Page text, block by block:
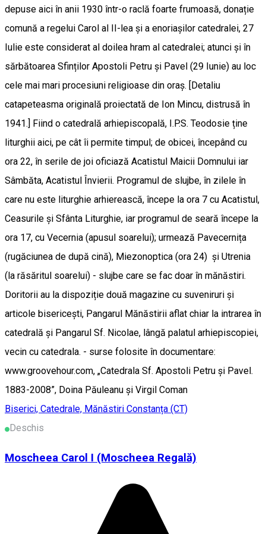
depuse aici în anii 1930 într-o raclă foarte frumoasă, donație
comună a regelui Carol al II-lea și a enoriașilor catedralei, 27
Iulie este considerat al doilea hram al catedralei; atunci și în
sărbătoarea Sfinților Apostoli Petru și Pavel (29 Iunie) au loc
cele mai mari procesiuni religioase din oraș. [Detaliu
catapeteasma originală proiectată de Ion Mincu, distrusă în
1941.] Fiind o catedrală arhiepiscopală, I.P.S. Teodosie ține
liturghii aici, pe cât îi permite timpul; de obicei, începând cu
ora 22, în serile de joi oficiază Acatistul Maicii Domnului iar
Sâmbăta, Acatistul Învierii. Programul de slujbe, în zilele în
care nu este liturghie arhierească, începe la ora 7 cu Acatistul,
Ceasurile și Sfânta Liturghie, iar programul de seară începe la
ora 17, cu Vecernia (apusul soarelui); urmează Pavecernița
(rugăciunea de după cină), Miezonoptica (ora 24) și Utrenia
(la răsăritul soarelui) - slujbe care se fac doar în mănăstiri.
Doritorii au la dispoziție două magazine cu suveniruri și
articole bisericești, Pangarul Mănăstirii aflat chiar la intrarea în
catedrală și Pangarul Sf. Nicolae, lângă palatul arhiepiscopiei,
vecin cu catedrala. - surse folosite în documentare:
www.groovehour.com, „Catedrala Sf. Apostoli Petru și Pavel.
1883-2008”, Doina Păuleanu și Virgil Coman
Biserici, Catedrale, Mănăstiri Constanța (CT)
Deschis
Moscheea Carol I (Moscheea Regală)